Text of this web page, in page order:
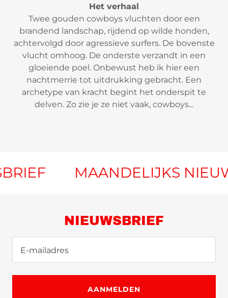
Het verhaal
Twee gouden cowboys vluchten door een
brandend landschap, rijdend op wilde honden,
achtervolgd door agressieve surfers. De bovenste
vlucht omhoog. De onderste verzandt in een
gloeiende poel. Onbewust heb ik hier een
nachtmerrie tot uitdrukking gebracht. Een
archetype van kracht begint het onderspit te
delven. Zo zie je ze niet vaak, cowboys...
MAANDELIJKS NIEUW
NIEUWSBRIEF
E-mailadres
AANMELDEN